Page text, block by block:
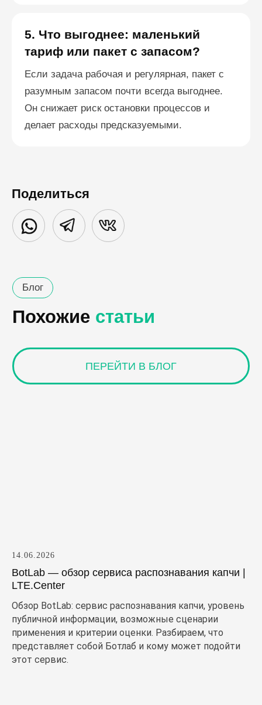
5. Что выгоднее: маленький
тариф или пакет с запасом?
Если задача рабочая и регулярная, пакет с
разумным запасом почти всегда выгоднее.
Он снижает риск остановки процессов и
делает расходы предсказуемыми.
Поделиться
14.06.2026
BotLab — обзор сервиса распознавания капчи |
LTE.Center
Обзор BotLab: сервис распознавания капчи, уровень
публичной информации, возможные сценарии
применения и критерии оценки. Разбираем, что
представляет собой Ботлаб и кому может подойти
этот сервис.